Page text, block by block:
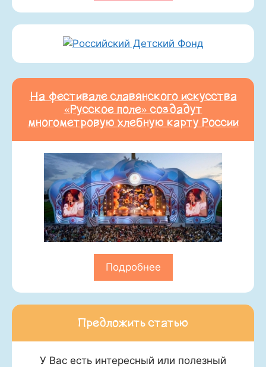
На фестивале славянского искусства
«Русское поле» создадут
многометровую хлебную карту России
Подробнее
Предложить статью
У Вас есть интересный или полезный